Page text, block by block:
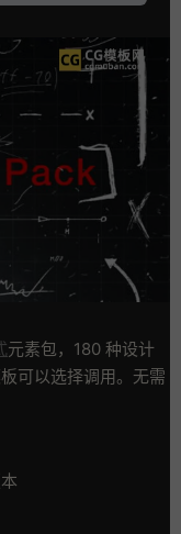
元素包，180 种设计
可以选择调用。无需